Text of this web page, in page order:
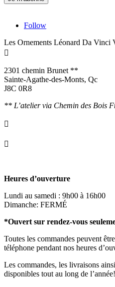
Follow
Les Ornements Léonard Da Vinci

2301 chemin Brunet **
Sainte-Agathe-des-Monts, Qc
J8C 0R8
** L’atelier via Chemin des Bois


Heures d’ouverture
Lundi au samedi : 9h00 à 16h00
Dimanche: FERMÉ
*Ouvert sur rendez-vous
Toutes les commandes peuvent
téléphone pendant nos heures
Les commandes, les livraisons
disponibles tout au long de l’année!